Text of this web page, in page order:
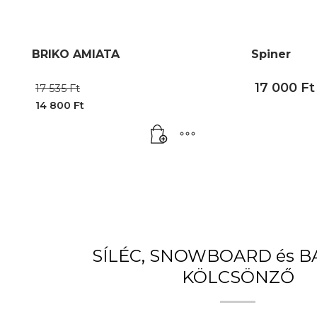
BRIKO AMIATA
17 535Ft
14 800 Ft
Spiner
17 000 Ft
SÍLÉC, SNOWBOARD és
KÖLCSÖNZŐ